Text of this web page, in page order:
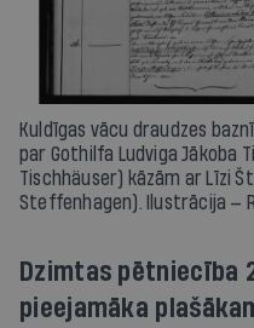
Kuldīgas vācu draudzes
par Gothilfa Ludviga Jākoba
Tischhäuser) kāzām ar Līzi
Steffenhagen). Ilustrācija —
Dzimtas pētniecība
pieejamāka